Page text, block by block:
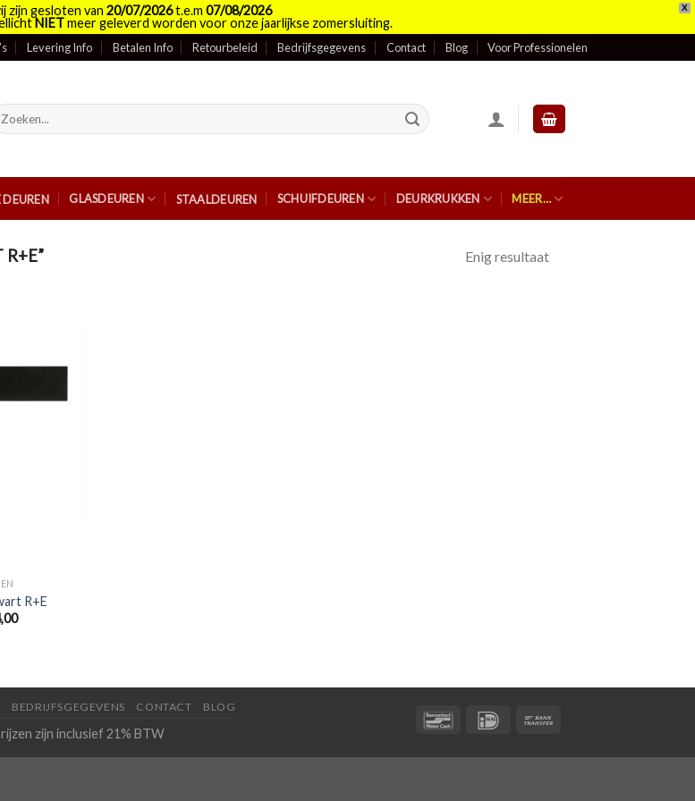
X
zijn gesloten van 20/07/2026t.e.m 07/08/2026
NIETmeer geleverd worden voor onze jaarlijkse zomersluiting.
Levering Info Betalen Info Retourbeleid Bedrijfsgegevens Contact Blog Voor Professionelen
DEUREN GLASDEUREN STAALDEUREN SCHUIFDEUREN DEURKRUKKEN MEER…
R+E” Enig resultaat
R+E
BEDRIJFSGEGEVENS CONTACT BLOG
zijn inclusief 21% BTW